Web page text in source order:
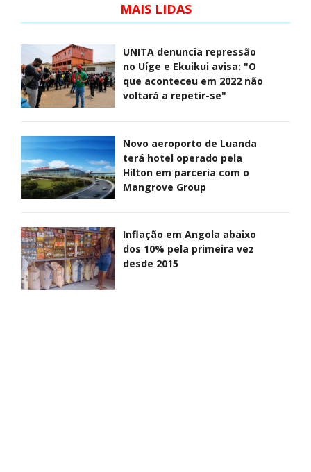
MAIS LIDAS
UNITA denuncia repressão
no Uíge e Ekuikui avisa: "O
que aconteceu em 2022 não
voltará a repetir-se"
Novo aeroporto de Luanda
terá hotel operado pela
Hilton em parceria com o
Mangrove Group
Inflação em Angola abaixo
dos 10% pela primeira vez
desde 2015